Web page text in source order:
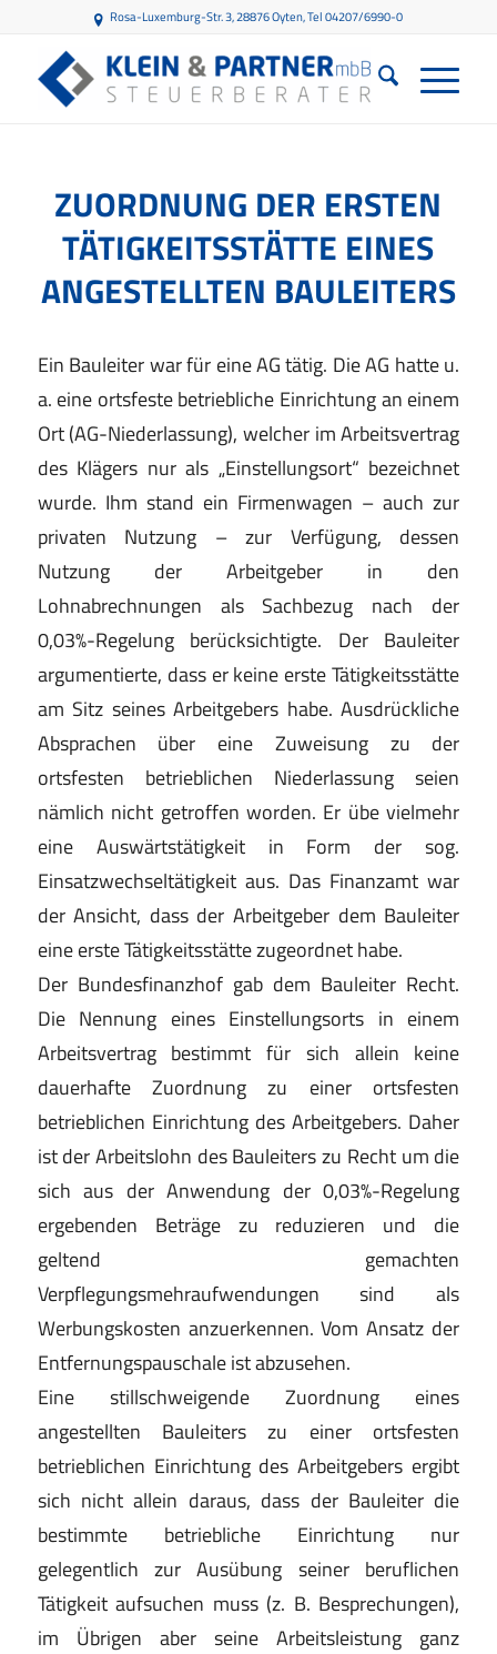
Rosa-Luxemburg-Str. 3, 28876 Oyten, Tel 04207/6990-0
ZUORDNUNG DER ERSTEN
TÄTIGKEITSSTÄTTE EINES
ANGESTELLTEN BAULEITERS
Ein Bauleiter war für eine AG tätig. Die AG hatte u.
a. eine ortsfeste betriebliche Einrichtung an einem
Ort (AG-Niederlassung), welcher im Arbeitsvertrag
des Klägers nur als „Einstellungsort“ bezeichnet
wurde. Ihm stand ein Firmenwagen – auch zur
privaten Nutzung – zur Verfügung, dessen
Nutzung der Arbeitgeber in den
Lohnabrechnungen als Sachbezug nach der
0,03%-Regelung berücksichtigte. Der Bauleiter
argumentierte, dass er keine erste Tätigkeitsstätte
am Sitz seines Arbeitgebers habe. Ausdrückliche
Absprachen über eine Zuweisung zu der
ortsfesten betrieblichen Niederlassung seien
nämlich nicht getroffen worden. Er übe vielmehr
eine Auswärtstätigkeit in Form der sog.
Einsatzwechseltätigkeit aus. Das Finanzamt war
der Ansicht, dass der Arbeitgeber dem Bauleiter
eine erste Tätigkeitsstätte zugeordnet habe.
Der Bundesfinanzhof gab dem Bauleiter Recht.
Die Nennung eines Einstellungsorts in einem
Arbeitsvertrag bestimmt für sich allein keine
dauerhafte Zuordnung zu einer ortsfesten
betrieblichen Einrichtung des Arbeitgebers. Daher
ist der Arbeitslohn des Bauleiters zu Recht um die
sich aus der Anwendung der 0,03%-Regelung
ergebenden Beträge zu reduzieren und die
geltend gemachten
Verpflegungsmehraufwendungen sind als
Werbungskosten anzuerkennen. Vom Ansatz der
Entfernungspauschale ist abzusehen.
Eine stillschweigende Zuordnung eines
angestellten Bauleiters zu einer ortsfesten
betrieblichen Einrichtung des Arbeitgebers ergibt
sich nicht allein daraus, dass der Bauleiter die
bestimmte betriebliche Einrichtung nur
gelegentlich zur Ausübung seiner beruflichen
Tätigkeit aufsuchen muss (z. B. Besprechungen),
im Übrigen aber seine Arbeitsleistung ganz